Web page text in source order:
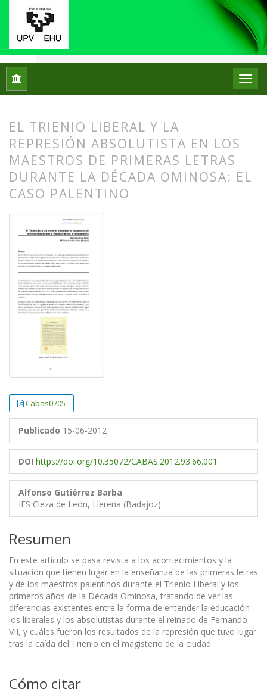
Inicio
EL TRIENIO LIBERAL Y LA
REPRESIÓN ABSOLUTISTA EN LOS
MAESTROS DE PRIMERAS LETRAS
DURANTE LA DÉCADA OMINOSA: EL
CASO PALENTINO
Cabas0705
Publicado 15-06-2012
DOI https://doi.org/10.35072/CABAS.2012.93.66.001
Alfonso Gutiérrez Barba
IES Cieza de León, Llerena (Badajoz)
Resumen
En este artículo se pasa revista a los acontecimientos y la
situación que tienen lugar en la enseñanza de las primeras letras
y de los maestros palentinos durante el Trienio Liberal y los
primeros años de la Década Ominosa, tratando de ver las
diferencias existentes entre la forma de entender la educación
los liberales y los absolutistas durante el reinado de Fernando
VII, y cuáles fueron los resultados de la represión que tuvo lugar
tras la caída del Trienio en el magisterio de la ciudad.
Cómo citar